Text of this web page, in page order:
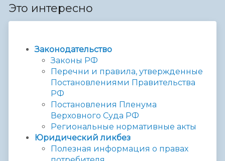
Это интересно
Законодательство
Законы РФ
Перечни и правила, утвержденные
Постановлениями Правительства
РФ
Постановления Пленума
Верховного Суда РФ
Региональные нормативные акты
Юридический ликбез
Полезная информация о правах